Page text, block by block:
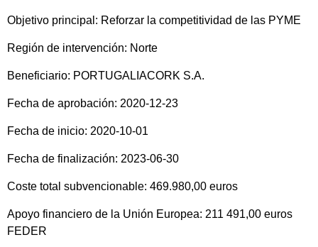
Objetivo principal: Reforzar la competitividad de las PYME
Región de intervención: Norte
Beneficiario: PORTUGALIACORK S.A.
Fecha de aprobación: 2020-12-23
Fecha de inicio: 2020-10-01
Fecha de finalización: 2023-06-30
Coste total subvencionable: 469.980,00 euros
Apoyo financiero de la Unión Europea: 211 491,00 euros
FEDER